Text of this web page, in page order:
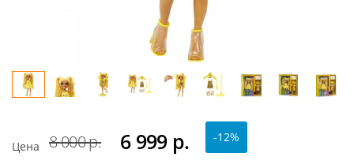
Цена 8 000 р. 6 999 р. -12%